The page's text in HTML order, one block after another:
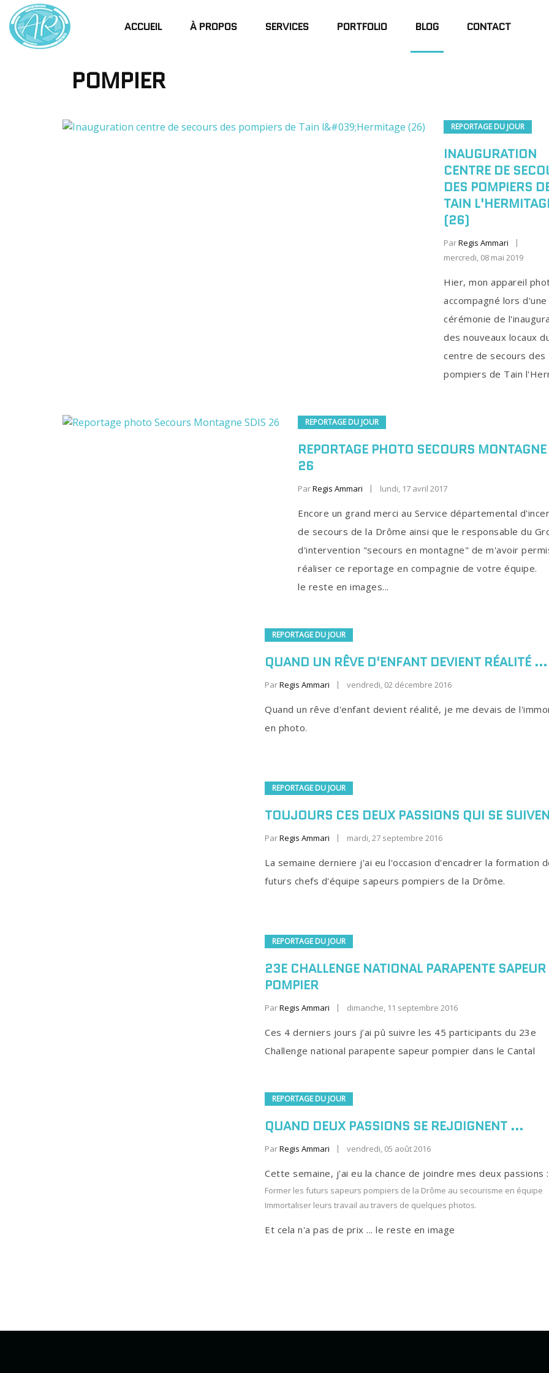
ACCUEIL À PROPOS SERVICES PORTFOLIO BLOG CONTACT
POMPIER
REPORTAGE DU JOUR
INAUGURATION
CENTRE DE
DES POMPIERS
TAIN
(26)
ParRegis Ammari
mercredi, 08 mai 2019
Hier, mon appareil
accompagné lors d'une
cérémonie de
des nouveaux locaux
centre de secours des
pompiers de Tain
REPORTAGE DU JOUR
REPORTAGE PHOTO SECOURS
26
ParRegis Ammari lundi, 17 avril 2017
Encore un grand merci au Service départemental
de secours de la Drôme ainsi que le responsable du
d'intervention "secours en montagne" de m'avoir
réaliser ce reportage en compagnie de votre équipe.
le reste en images...
REPORTAGE DU JOUR
QUAND UN RÊVE D'ENFANT DEVIENT RÉALITÉ ...
ParRegis Ammari vendredi, 02 décembre 2016
Quand un rêve d'enfant devient réalité, je me devais de
en photo.
REPORTAGE DU JOUR
TOUJOURS CES DEUX PASSIONS QUI SE
ParRegis Ammari mardi, 27 septembre 2016
La semaine derniere j'ai eu l'occasion d'encadrer la formation
futurs chefs d'équipe sapeurs pompiers de la Drôme.
REPORTAGE DU JOUR
23E CHALLENGE NATIONAL PARAPENTE SAPEUR
POMPIER
ParRegis Ammari dimanche, 11 septembre 2016
Ces 4 derniers jours j’ai pû suivre les 45 participants du 23e
Challenge national parapente sapeur pompier dans le Cantal
REPORTAGE DU JOUR
QUAND DEUX PASSIONS SE REJOIGNENT ...
ParRegis Ammari vendredi, 05 août 2016
Cette semaine, j'ai eu la chance de joindre mes deux passions :
Former les futurs sapeurs pompiers de la Drôme au secourisme en équipe
Immortaliser leurs travail au travers de quelques photos.
Et cela n'a pas de prix ... le reste en image